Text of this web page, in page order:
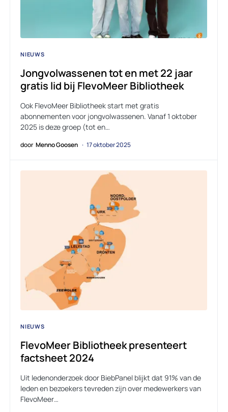
NIEUWS
Jongvolwassenen tot en met 22 jaar
gratis lid bij FlevoMeer Bibliotheek
Ook FlevoMeer Bibliotheek start met gratis
abonnementen voor jongvolwassenen. Vanaf 1 oktober
2025 is deze groep (tot en…
door Menno Goosen 17 oktober 2025
NIEUWS
FlevoMeer Bibliotheek presenteert
factsheet 2024
Uit ledenonderzoek door BiebPanel blijkt dat 91% van de
leden en bezoekers tevreden zijn over medewerkers van
FlevoMeer…